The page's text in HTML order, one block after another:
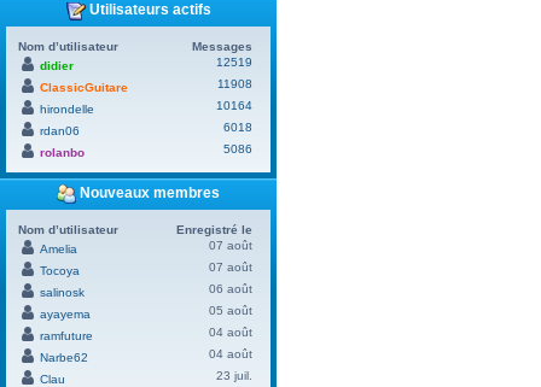
Utilisateurs actifs
Nom d’utilisateur
Messages
didier
12519
ClassicGuitare
11908
hirondelle
10164
rdan06
6018
rolanbo
5086
Nouveaux membres
Nom d’utilisateur
Enregistré le
Amelia
07 août
Tocoya
07 août
salinosk
06 août
ayayema
05 août
ramfuture
04 août
Narbe62
04 août
Clau
23 juil.